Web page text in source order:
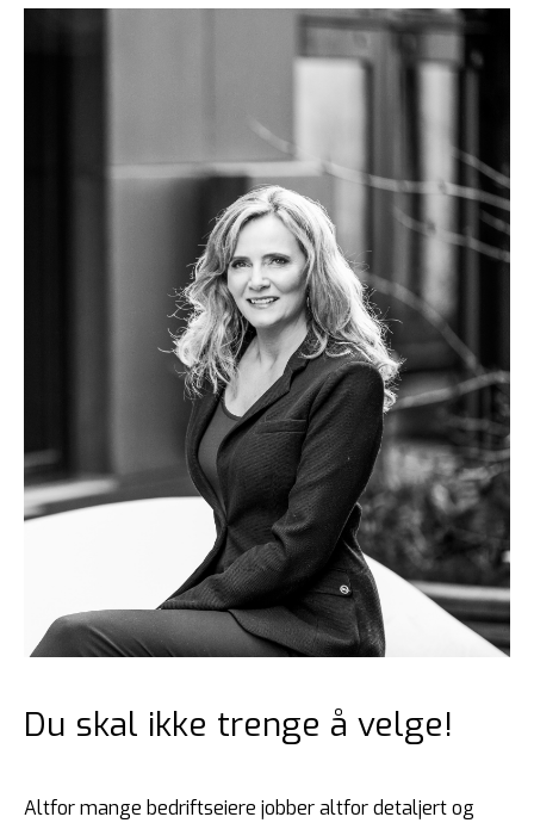
Du skal ikke trenge å velge!
Altfor mange bedriftseiere jobber altfor detaljert og